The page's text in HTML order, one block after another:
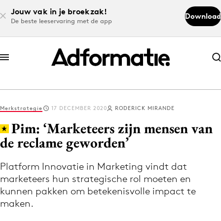
Jouw vak in je broekzak!
De beste leeservaring met de app
Download
Abonneer nu
Abonneer nu
Log in
Volg het laatste nieuws via de Adformatie
Nieuws app
Merkstrategie 17 DECEMBER 2020 RODERICK MIRANDE
Pim: ‘Marketeers zijn mensen van
de reclame geworden’
Platform Innovatie in Marketing vindt dat
marketeers hun strategische rol moeten en
kunnen pakken om betekenisvolle impact te
maken.